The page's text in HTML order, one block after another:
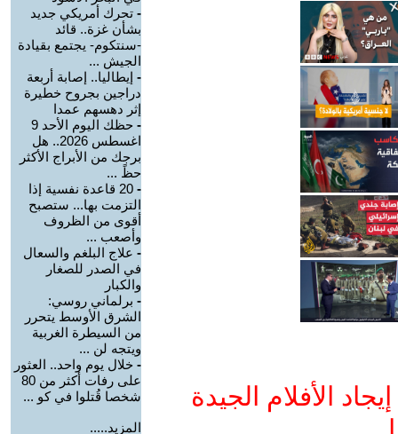
الأفلام الجيدة
- تحرك أمريكي جديد
بشأن غزة.. قائد
-سنتكوم- يجتمع بقيادة
الجيش ...
- إيطاليا.. إصابة أربعة
دراجين بجروح خطيرة
إثر دهسهم عمدا
-
حظك اليوم الأحد 9
اغسطس 2026.. هل
برجك من الأبراج الأكثر
حظً ...
-
20 قاعدة نفسية إذا
التزمت بها... ستصبح
أقوى من الظروف
وأصعب ...
- علاج البلغم والسعال
في الصدر للصغار
والكبار
- برلماني روسي:
الشرق الأوسط يتحرر
من السيطرة الغربية
ويتجه لن ...
- خلال يوم واحد.. العثور
على رفات أكثر من 80
شخصا قُتلوا في كو ...
المزيد.....